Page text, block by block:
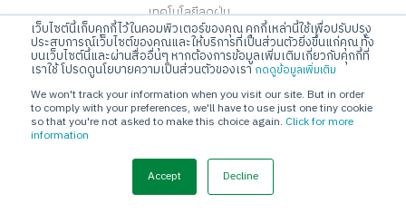
เว็บไซต์นี้เก็บคุกกี้ไว้ในคอมพิวเตอร์ของคุณ คุกกี้เหล่านี้ใช้เพื่อปรับปรุง
ประสบการณ์เว็บไซต์ของคุณและให้บริการที่เป็นส่วนตัวยิ่งขึ้นแก่คุณ ทั้ง
บนเว็บไซต์นี้และผ่านสื่ออื่นๆ หากต้องการข้อมูลเพิ่มเติมเกี่ยวกับคุกกี้ที่
เราใช้ โปรดดูนโยบายความเป็นส่วนตัวของเรากดดูข้อมูลเพิ่มเติม
We won't track your information when you visit our site. But in order
to comply with your preferences, we'll have to use just one tiny cookie
so that you're not asked to make this choice again. Click for more
information
Accept Decline
เทคโนโลยีลดฝุ่น
CFP
CFR
WELL
MICROBAN
MIT